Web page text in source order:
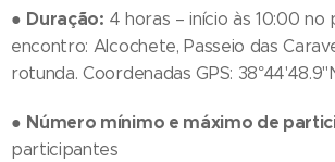
● Duração: 4 horas – início às 10:00 no
encontro: Alcochete, Passeio das
rotunda. Coordenadas GPS:
● Número mínimo e máximo de
participantes